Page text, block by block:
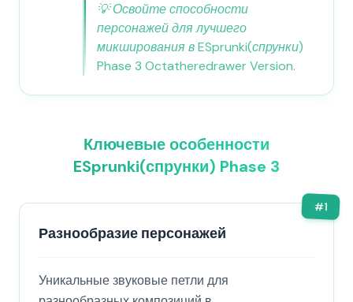
💡Освойте способности
персонажей для лучшего
микширования в ESprunki(спрунки)
Phase 3 Octatheredrawer Version.
Ключевые особенности
ESprunki(спрунки) Phase 3
#1
Разнообразие персонажей
Уникальные звуковые петли для